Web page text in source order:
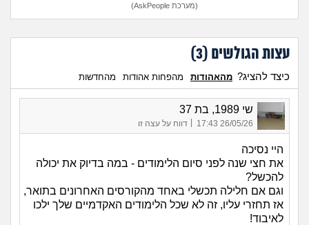
(מערכת AskPeople)
עצות הגולשים (3
)
כיצד להציג? מהאהודות מהפחות אהודות מהחדשות
שי 1989, בת 37
26/05/26 17:43 דווח על עצה זו
היי נסיכה
את חצי שנה לפני סיום הלימודים - במה בדיוק את יכולה
להכשל?
וגם אם חלילה תכשלי באחד מהקורסים האחרונים בתואר,
אז תחזרי עליו, זה לא שכל הלימודים האקדמיים שלך ילכו
לאיבוד!